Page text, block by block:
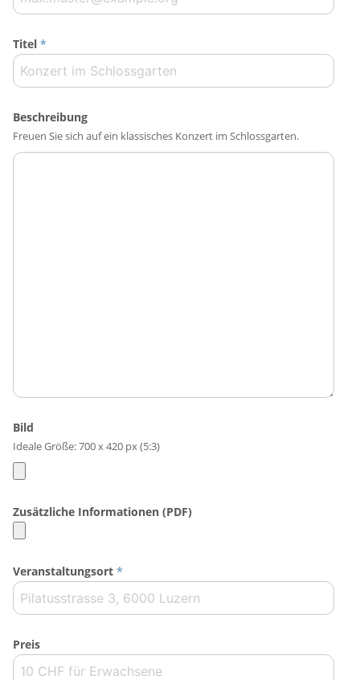
Titel *
Beschreibung
Freuen Sie sich auf ein klassisches Konzert im Schlossgarten.
Bild
Ideale Größe: 700 x 420 px (5:3)
Zusätzliche Informationen (PDF)
Veranstaltungsort *
Preis